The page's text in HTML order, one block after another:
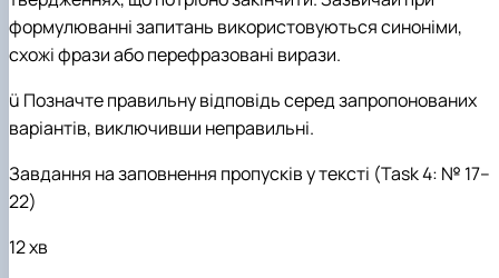
формулюванні запитань використовуються синоніми,
схожі фрази або перефразовані вирази.
ü Позначте правильну відповідь серед запропонованих
варіантів, виключивши неправильні.
Завдання на заповнення пропусків у тексті (Task 4: № 17–
22)
12 хв